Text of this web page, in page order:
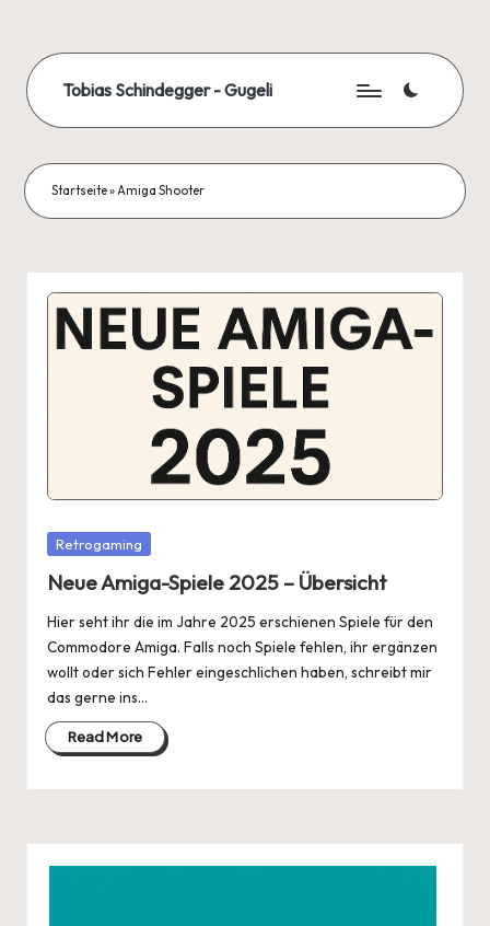
content
Tobias Schindegger - Gugeli
Startseite»Amiga Shooter
Posted
Retrogaming
Neue Amiga-Spiele 2025 – Übersicht
Hier seht ihr die im Jahre 2025 erschienen Spiele für den
Commodore Amiga. Falls noch Spiele fehlen, ihr ergänzen
wollt oder sich Fehler eingeschlichen haben, schreibt mir
das gerne ins…
Read More